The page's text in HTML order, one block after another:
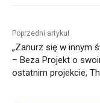
Poprzedni artykuł
„Zanurz się w innym
– Beza Projekt o
ostatnim projekcie,